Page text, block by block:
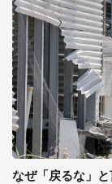
なぜ「戻るな」